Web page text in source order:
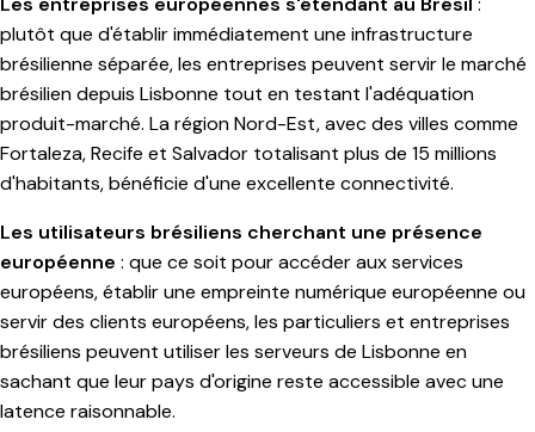
plutôt que d'établir immédiatement une infrastructure
brésilienne séparée, les entreprises peuvent servir le marché
brésilien depuis Lisbonne tout en testant l'adéquation
produit-marché. La région Nord-Est, avec des villes comme
Fortaleza, Recife et Salvador totalisant plus de 15 millions
d'habitants, bénéficie d'une excellente connectivité.
Les utilisateurs brésiliens cherchant une présence
européenne : que ce soit pour accéder aux services
européens, établir une empreinte numérique européenne ou
servir des clients européens, les particuliers et entreprises
brésiliens peuvent utiliser les serveurs de Lisbonne en
sachant que leur pays d'origine reste accessible avec une
latence raisonnable.